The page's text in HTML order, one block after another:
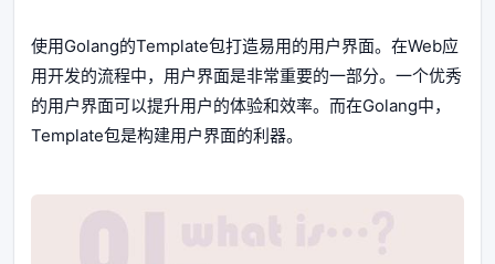
使用Golang的Template包打造易用的用户界面。在Web应
用开发的流程中，用户界面是非常重要的一部分。一个优秀
的用户界面可以提升用户的体验和效率。而在Golang中，
Template包是构建用户界面的利器。